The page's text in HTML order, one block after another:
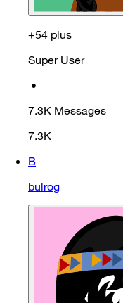
+54 plus
Super User
•
7.3K Messages
7.3K
B
bulrog